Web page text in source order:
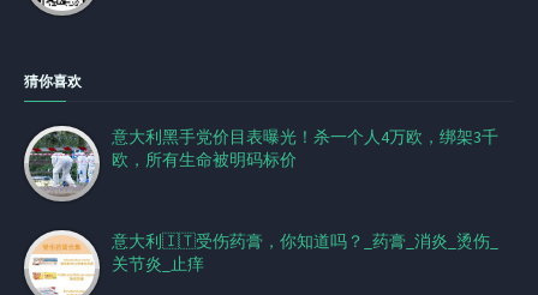
猜你喜欢
意大利黑手党价目表曝光！杀一个人4万欧，绑架3千
欧，所有生命被明码标价
意大利🇮🇹受伤药膏，你知道吗？_药膏_消炎_烫伤_
关节炎_止痒